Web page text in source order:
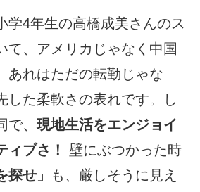
学4年生の高橋成美さんのス
て、アメリカじゃなく中国
あれはただの転勤じゃな
した柔軟さの表れです。し
、 現地生活をエンジョイ
ィブさ！
壁にぶつかった時
探せ」
も、厳しそうに見え